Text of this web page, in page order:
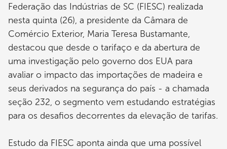
Federação das Indústrias de SC (FIESC) realizada
nesta quinta (26), a presidente da Câmara de
Comércio Exterior, Maria Teresa Bustamante,
destacou que desde o tarifaço e da abertura de
uma investigação pelo governo dos EUA para
avaliar o impacto das importações de madeira e
seus derivados na segurança do país - a chamada
seção 232, o segmento vem estudando estratégias
para os desafios decorrentes da elevação de tarifas.
Estudo da FIESC aponta ainda que uma possível